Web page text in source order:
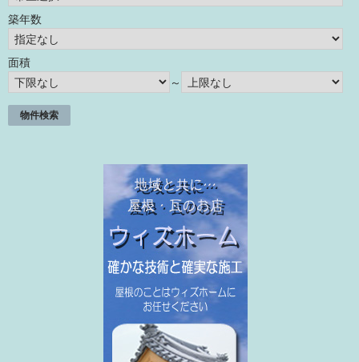
築年数
面積
～